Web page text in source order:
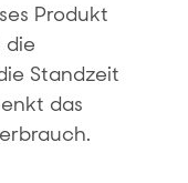
Produkt
die
Standzeit
das